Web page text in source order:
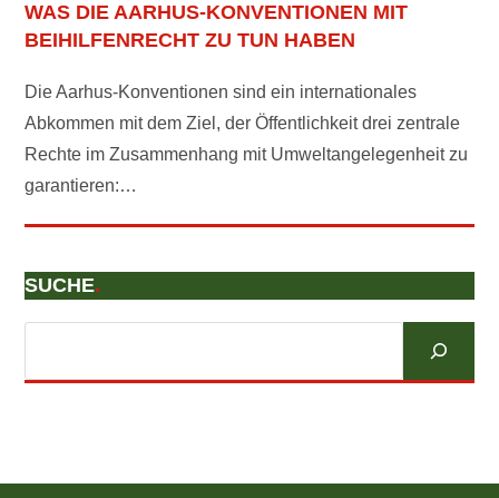
WAS DIE AARHUS-KONVENTIONEN MIT
BEIHILFENRECHT ZU TUN HABEN
Die Aarhus-Konventionen sind ein internationales
Abkommen mit dem Ziel, der Öffentlichkeit drei zentrale
Rechte im Zusammenhang mit Umweltangelegenheit zu
garantieren:…
SUCHE.